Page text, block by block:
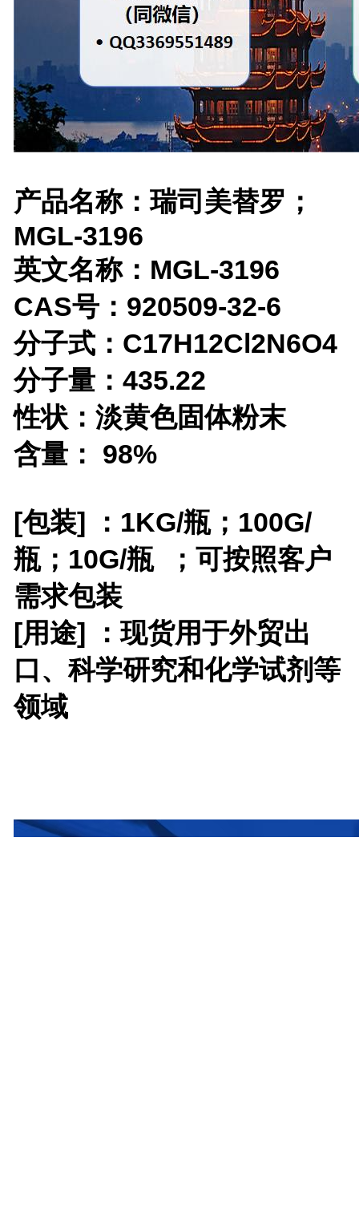
产品名称：瑞司美替罗；
MGL-3196
英文名称：MGL-3196
CAS号：920509-32-6
分子式：C17H12Cl2N6O4
分子量：435.22
性状：淡黄色固体粉末
含量： 98%
[包装] ： 1KG/瓶；100G/
瓶；10G/瓶； 可按照客户
需求包装
[用途] ：现货用于外贸出
口、科学研究和化学试剂等
领域